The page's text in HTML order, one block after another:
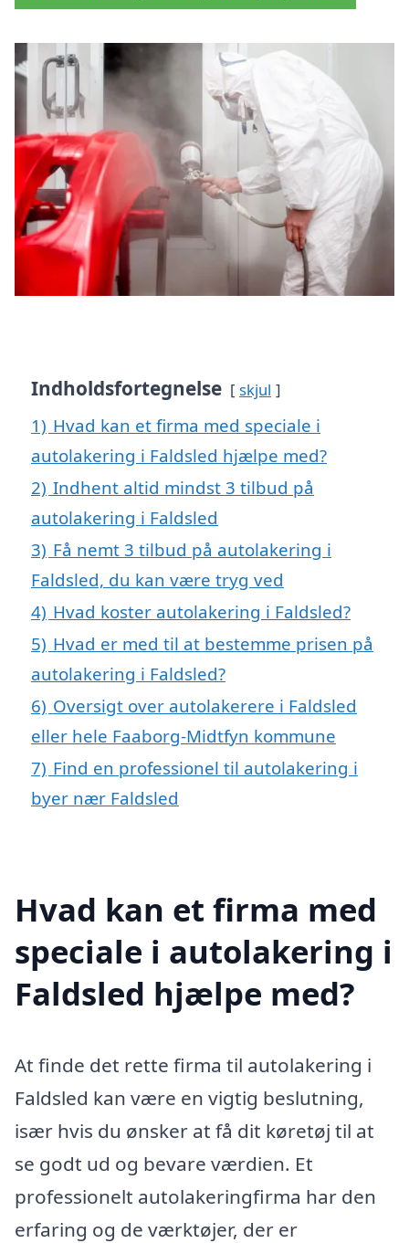
Indholdsfortegnelse skjul
1) Hvad kan et firma med speciale i
autolakering i Faldsled hjælpe med?
2) Indhent altid mindst 3 tilbud på
autolakering i Faldsled
3) Få nemt 3 tilbud på autolakering i
Faldsled, du kan være tryg ved
4) Hvad koster autolakering i Faldsled?
5) Hvad er med til at bestemme prisen på
autolakering i Faldsled?
6) Oversigt over autolakerere i Faldsled
eller hele Faaborg-Midtfyn kommune
7) Find en professionel til autolakering i
byer nær Faldsled
Hvad kan et firma med
speciale i autolakering i
Faldsled hjælpe med?
At finde det rette firma til autolakering i
Faldsled kan være en vigtig beslutning,
især hvis du ønsker at få dit køretøj til at
se godt ud og bevare værdien. Et
professionelt autolakeringfirma har den
erfaring og de værktøjer, der er